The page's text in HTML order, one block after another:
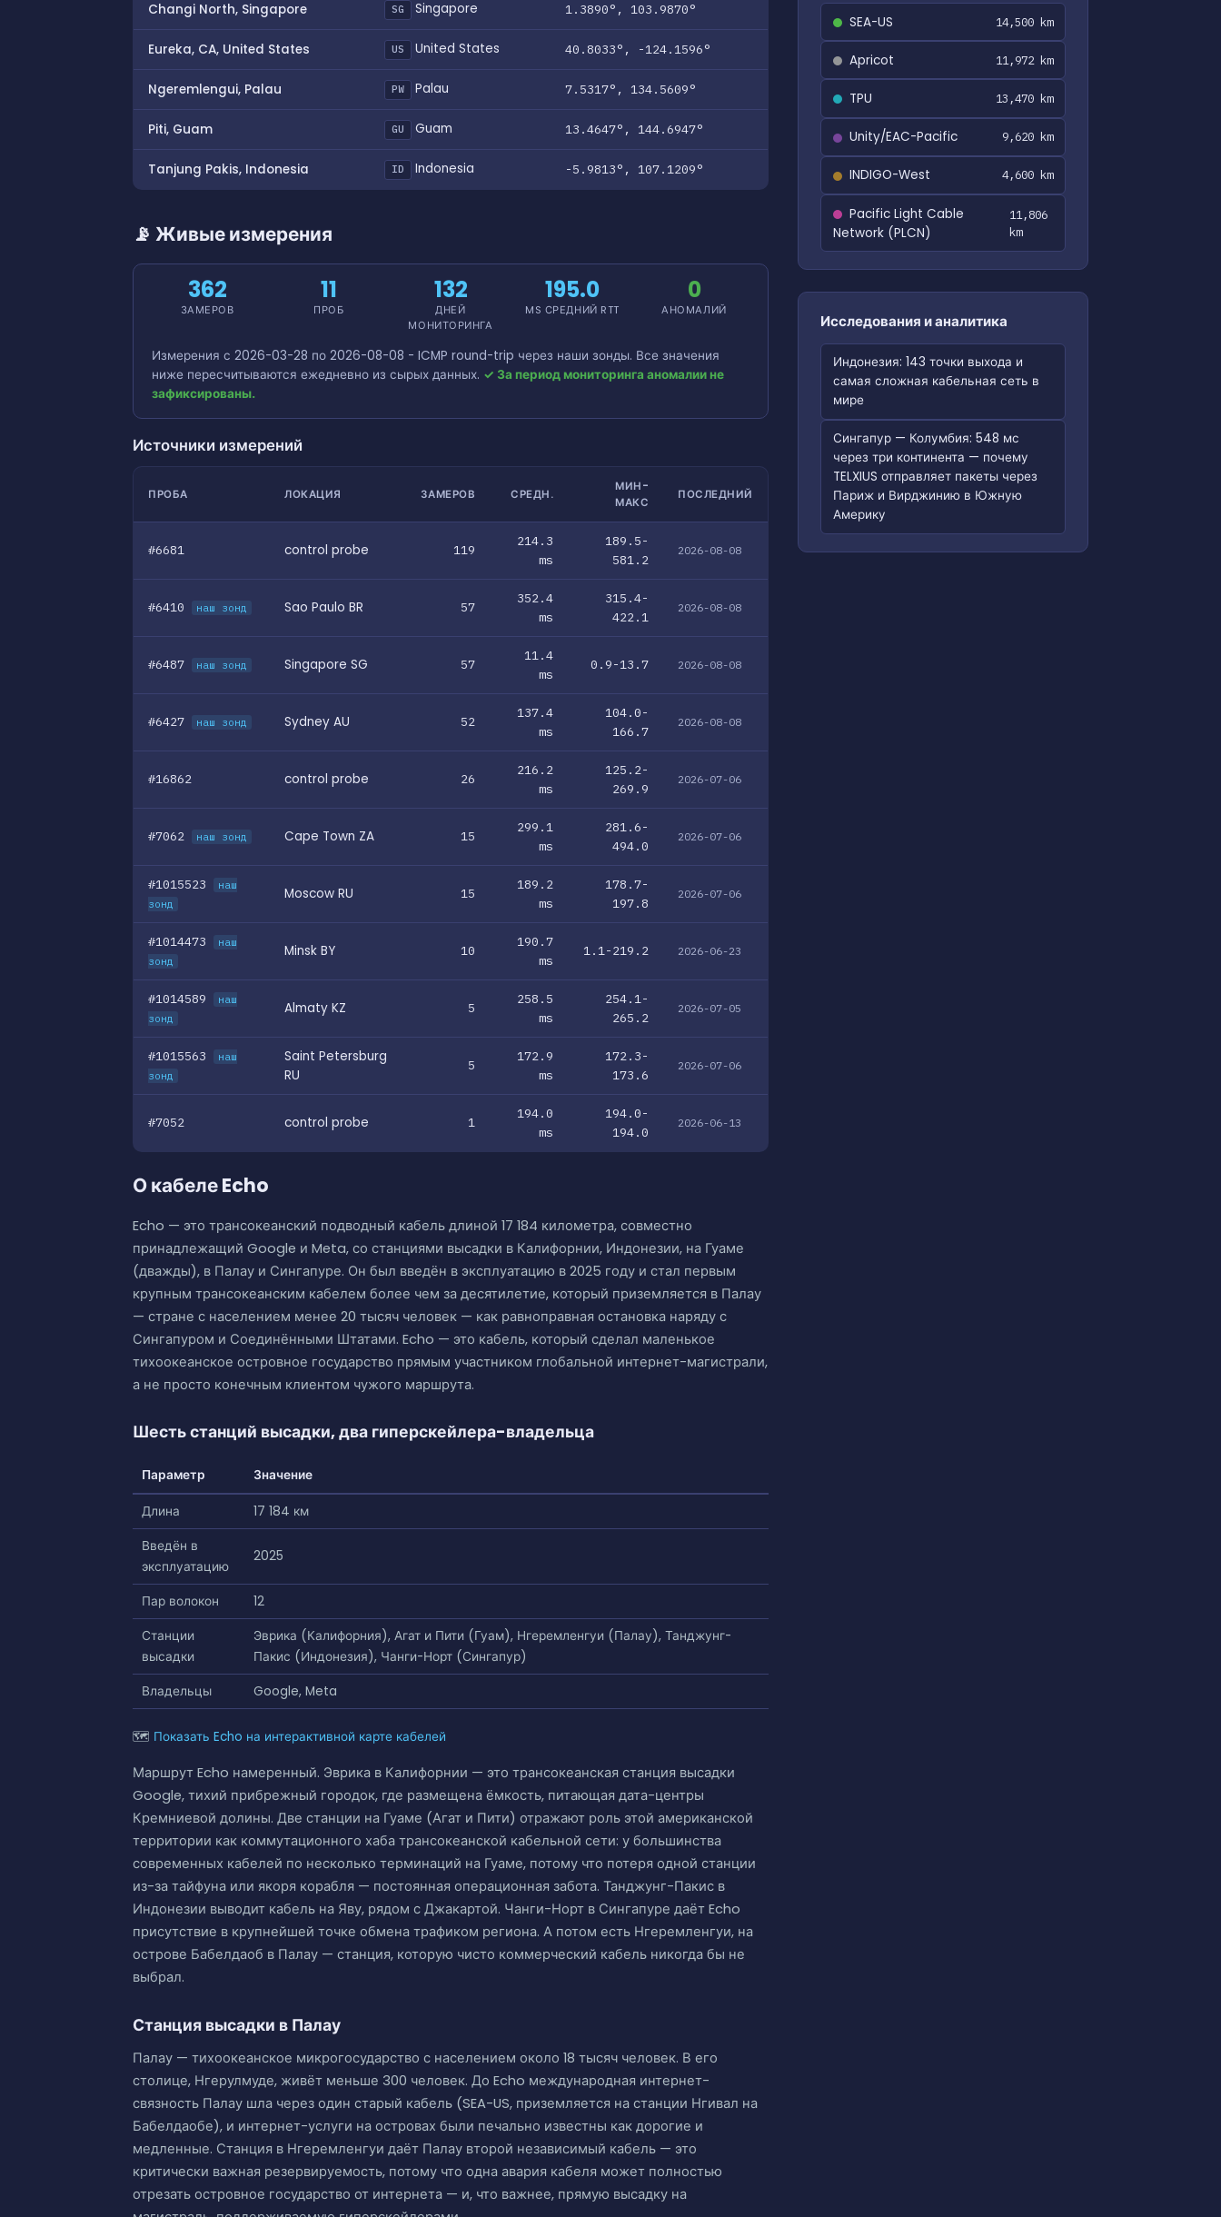
Changi North, Singapore SG Singapore 1.3890°, 103.9870°
Eureka, CA, United States US United States 40.8033°, -124.1596°
Ngeremlengui, Palau PW Palau 7.5317°, 134.5609°
Piti, Guam GU Guam 13.4647°, 144.6947°
Tanjung Pakis, Indonesia ID Indonesia -5.9813°, 107.1209°
📡 Живые измерения
362
ЗАМЕРОВ
11
ПРОБ
132
ДНЕЙ
МОНИТОРИНГА
195.0
MS СРЕДНИЙ RTT
0
АНОМАЛИЙ
Измерения с 2026-03-28 по 2026-08-08 - ICMP round-trip через наши зонды. Все значения
ниже пересчитываются ежедневно из сырых данных. ✓ За период мониторинга аномалии не
зафиксированы.
Источники измерений
ПРОБА ЛОКАЦИЯ ЗАМЕРОВ СРЕДН.
МИН-
МАКС
ПОСЛЕДНИЙ
#6681 control probe 119
214.3
ms
189.5-
581.2
2026-08-08
#6410 наш зонд Sao Paulo BR 57
352.4
ms
315.4-
422.1
2026-08-08
#6487 наш зонд Singapore SG 57
11.4
ms
0.9-13.7 2026-08-08
#6427 наш зонд Sydney AU 52
137.4
ms
104.0-
166.7
2026-08-08
#16862 control probe 26
216.2
ms
125.2-
269.9
2026-07-06
#7062 наш зонд Cape Town ZA 15
299.1
ms
281.6-
494.0
2026-07-06
#1015523
наш
зонд
Moscow RU 15
189.2
ms
178.7-
197.8
2026-07-06
#1014473
наш
зонд
Minsk BY 10
190.7
ms
1.1-219.2 2026-06-23
#1014589
наш
зонд
Almaty KZ 5
258.5
ms
254.1-
265.2
2026-07-05
#1015563
наш
зонд
Saint Petersburg
RU
5
172.9
ms
172.3-
173.6
2026-07-06
#7052 control probe 1
194.0
ms
194.0-
194.0
2026-06-13
О кабеле Echo
Echo — это трансокеанский подводный кабель длиной 17 184 километра, совместно
принадлежащий Google и Meta, со станциями высадки в Калифорнии, Индонезии, на Гуаме
(дважды), в Палау и Сингапуре. Он был введён в эксплуатацию в 2025 году и стал первым
крупным трансокеанским кабелем более чем за десятилетие, который приземляется в Палау
— стране с населением менее 20 тысяч человек — как равноправная остановка наряду с
Сингапуром и Соединёнными Штатами. Echo — это кабель, который сделал маленькое
тихоокеанское островное государство прямым участником глобальной интернет-магистрали,
а не просто конечным клиентом чужого маршрута.
Шесть станций высадки, два гиперскейлера-владельца
Параметр Значение
Длина
17 184 км
Введён в
эксплуатацию
2025
Пар волокон
12
Станции
высадки
Эврика (Калифорния), Агат и Пити (Гуам), Нгеремленгуи (Палау), Танджунг-
Пакис (Индонезия), Чанги-Норт (Сингапур)
Владельцы
Google, Meta
🗺 Показать Echo на интерактивной карте кабелей
Маршрут Echo намеренный. Эврика в Калифорнии — это трансокеанская станция высадки
Google, тихий прибрежный городок, где размещена ёмкость, питающая дата-центры
Кремниевой долины. Две станции на Гуаме (Агат и Пити) отражают роль этой американской
территории как коммутационного хаба трансокеанской кабельной сети: у большинства
современных кабелей по несколько терминаций на Гуаме, потому что потеря одной станции
из-за тайфуна или якоря корабля — постоянная операционная забота. Танджунг-Пакис в
Индонезии выводит кабель на Яву, рядом с Джакартой. Чанги-Норт в Сингапуре даёт Echo
присутствие в крупнейшей точке обмена трафиком региона. А потом есть Нгеремленгуи, на
острове Бабелдаоб в Палау — станция, которую чисто коммерческий кабель никогда бы не
выбрал.
Станция высадки в Палау
Палау — тихоокеанское микрогосударство с населением около 18 тысяч человек. В его
столице, Нгерулмуде, живёт меньше 300 человек. До Echo международная интернет-
связность Палау шла через один старый кабель (SEA-US, приземляется на станции Нгивал на
Бабелдаобе), и интернет-услуги на островах были печально известны как дорогие и
медленные. Станция в Нгеремленгуи даёт Палау второй независимый кабель — это
критически важная резервируемость, потому что одна авария кабеля может полностью
отрезать островное государство от интернета — и, что важнее, прямую высадку на
SEA-US 14,500 km
Apricot 11,972 km
TPU 13,470 km
Unity/EAC-Pacific 9,620 km
INDIGO-West 4,600 km
Pacific Light Cable
Network (PLCN)
11,806
km
Исследования и аналитика
Индонезия: 143 точки выхода и
самая сложная кабельная сеть в
мире
Сингапур — Колумбия: 548 мс
через три континента — почему
TELXIUS отправляет пакеты через
Париж и Вирджинию в Южную
Америку